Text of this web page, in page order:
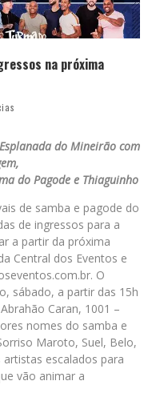
na próxima
do Mineirão com
do Pagode e Thiaguinho
de samba e pagode do
de ingressos para a
a partir da próxima
Central dos Eventos e
O
sábado, a partir das 15h
Caran, 1001 –
nomes do samba e
Maroto, Suel, Belo,
escalados para
vão animar a